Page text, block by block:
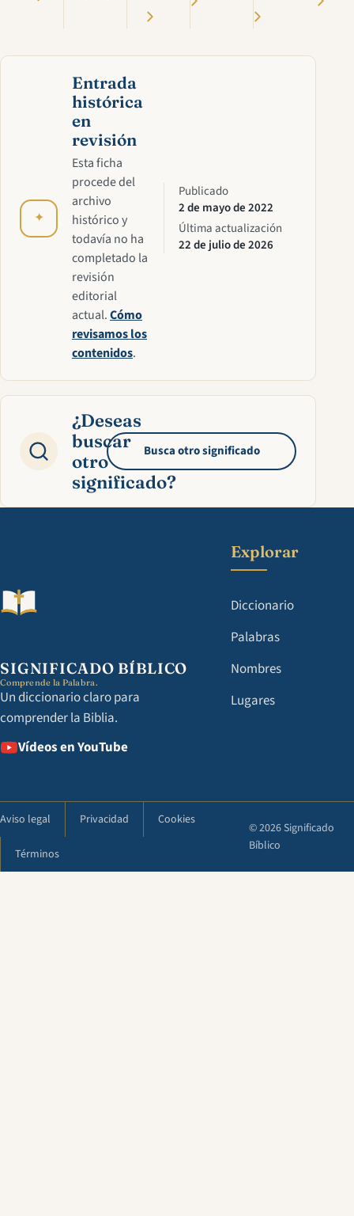
✦
Entrada
histórica
en
revisión
Esta ficha
procede del
archivo
histórico y
todavía no ha
completado la
revisión
editorial
actual.Cómo
revisamos los
contenidos.
Publicado
2 de mayo de 2022
Última actualización
22 de julio de 2026
¿Deseas
buscar
otro
significado?
Busca otro significado
SIGNIFICADO BÍBLICO
Comprende la Palabra.
Un diccionario claro para
comprender la Biblia.
Vídeos en YouTube
Explorar
Diccionario
Palabras
Nombres
Lugares
Aviso legal Privacidad Cookies
Términos
© 2026 Significado
Bíblico